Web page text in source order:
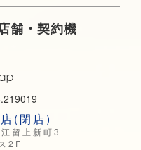
舗・契約機
(閉店)
留上新町3
2F